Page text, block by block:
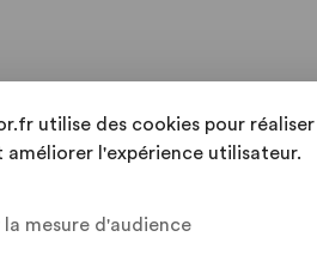
utilise des cookies pour réaliser
l'expérience utilisateur.
mesure d'audience